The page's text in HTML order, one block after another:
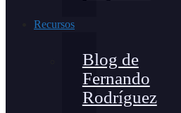
Recursos
Blog de
Fernando
Rodríguez